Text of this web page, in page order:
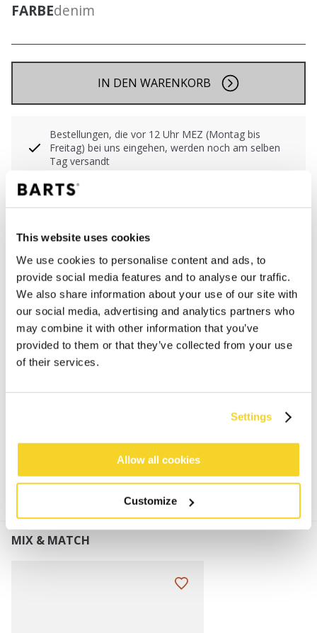
This website uses cookies
We use cookies to personalise content and ads, to
provide social media features and to analyse our traffic.
We also share information about your use of our site with
our social media, advertising and analytics partners who
may combine it with other information that you’ve
provided to them or that they’ve collected from your use
of their services.
Settings
Allow all cookies
Customize
FARBEdenim
IN DEN WARENKORB
Bestellungen, die vor 12 Uhr MEZ (Montag bis
Freitag) bei uns eingehen, werden noch am selben
Tag versandt
Kostenlose Lieferung für Bestellungen über 50€
innerhalb Deutschland
BESCHREIBUNG
Sportliches Bikini-Oberteil im Zickzack-Print
68% recyceltes Polyamid/Nylon
Herausnehmbare Polsterung
Dünne, verstellbare Schultergurte
von BARTS
MATERIALIEN UND DETAILS
MIX & MATCH